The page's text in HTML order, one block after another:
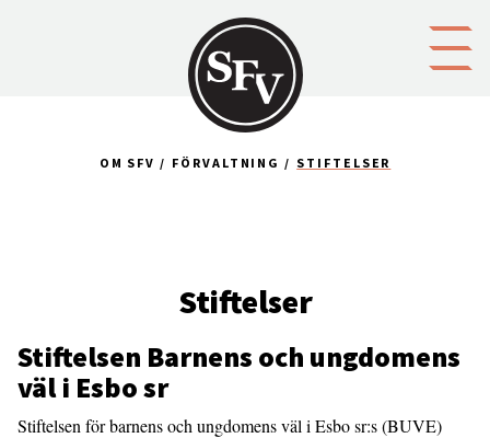
OM SFV FÖRVALTNING STIFTELSER
Stiftelser
Stiftelsen Barnens och ungdomens
väl i Esbo sr
Stiftelsen för barnens och ungdomens väl i Esbo sr:s (BUVE)